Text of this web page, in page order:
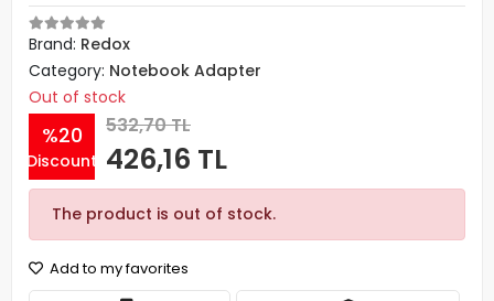
Brand: Redox
Category: Notebook Adapter
Out of stock
%20
Discount
532,70 TL
426,16 TL
The product is out of stock.
Add to my favorites